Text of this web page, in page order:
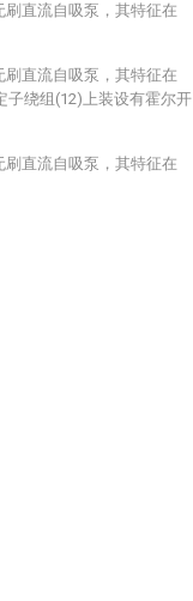
直流自吸泵，其特征在
直流自吸泵，其特征在
子绕组(12)上装设有霍尔开
直流自吸泵，其特征在